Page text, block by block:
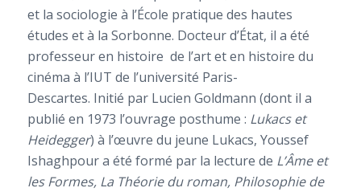
et la sociologie à l’École pratique des hautes
études et à la Sorbonne. Docteur d’État, il a été
professeur en histoire de l’art et en histoire du
cinéma à l’IUT de l’université Paris-
Descartes. Initié par Lucien Goldmann (dont il a
publié en 1973 l’ouvrage posthume : Lukacs et
Heidegger) à l’œuvre du jeune Lukacs, Youssef
Ishaghpour a été formé par la lecture de L’Âme et
les Formes, La Théorie du roman, Philosophie de